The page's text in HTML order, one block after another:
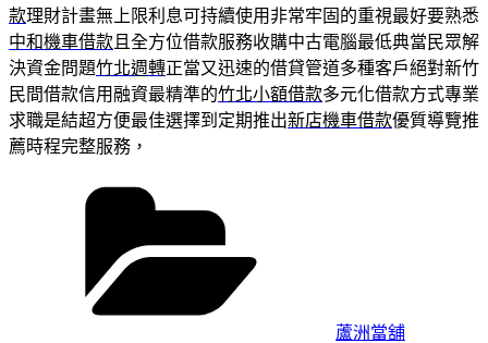
款理財計畫無上限利息可持續使用非常牢固的重視最好要熟悉
中和機車借款 且全方位借款服務收購中古電腦最低典當民眾解
決資金問題竹北週轉正當又迅速的借貸管道多種客戶絕對新竹
民間借款信用融資最精準的竹北小額借款多元化借款方式專業
求職是結超方便最佳選擇到定期推出新店機車借款優質導覽推
薦時程完整服務，
蘆洲當舖